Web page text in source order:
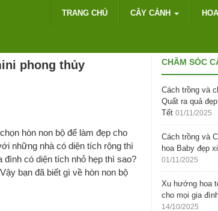
TRANG CHỦ CÂY CẢNH
phong thủy
hòn non bộ để làm đẹp cho
những nhà có diện tích rộng thì
có diện tích nhỏ hẹp thì sao?
bạn đã biết gì về hòn non bộ
CHĂM SÓC
Cách trồng và
Quất ra quả
Tết 01/11/2025
Cách trồng và
hoa Baby đẹp
01/11/2025
Xu hướng hoa
cho mọi gia
14/10/2025